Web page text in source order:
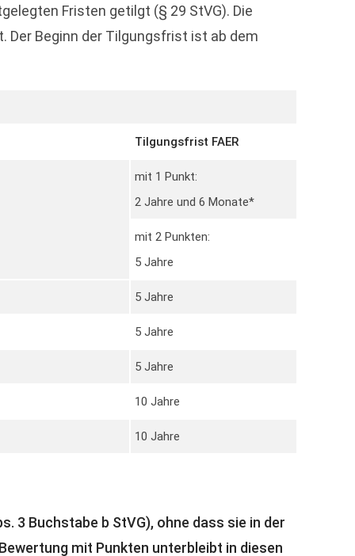
Fristen getilgt (§ 29 StVG). Die
Der Beginn der Tilgungsfrist ist ab dem
Tilgungsfrist FAER
mit 1 Punkt:
2 Jahre und 6 Monate*
mit 2 Punkten:
5 Jahre
5 Jahre
5 Jahre
5 Jahre
10 Jahre
10 Jahre
3 Buchstabe b StVG), ohne dass sie in der
mit Punkten unterbleibt in diesen